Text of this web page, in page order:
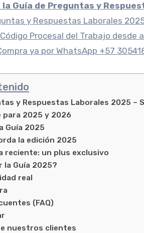
Guía de Preguntas y
y Respuestas Laborales
Procesal del Trabajo
ya por WhatsApp +57
y Respuestas Laborales 2025
para 2025 y 2026
Guía 2025
la edición 2025
reciente: un plus exclusivo
la Guía 2025?
real
(FAQ)
nuestros clientes